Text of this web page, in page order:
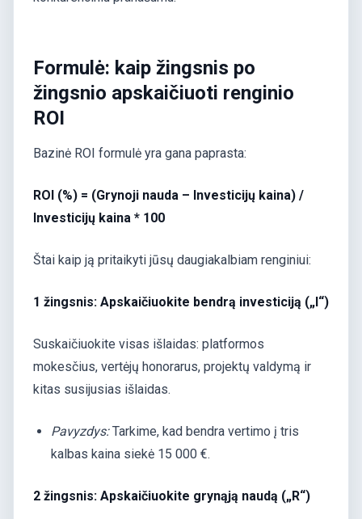
Formulė: kaip žingsnis po
žingsnio apskaičiuoti renginio
ROI
Bazinė ROI formulė yra gana paprasta:
ROI (%) = (Grynoji nauda – Investicijų kaina) /
Investicijų kaina * 100
Štai kaip ją pritaikyti jūsų daugiakalbiam renginiui:
1 žingsnis: Apskaičiuokite bendrą investiciją („I“)
Suskaičiuokite visas išlaidas: platformos
mokesčius, vertėjų honorarus, projektų valdymą ir
kitas susijusias išlaidas.
Pavyzdys:Tarkime, kad bendra vertimo į tris
kalbas kaina siekė 15 000 €.
2 žingsnis: Apskaičiuokite grynąją naudą („R“)